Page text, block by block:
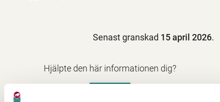
Senast granskad 15 april 2026.
Hjälpte den här informationen dig?